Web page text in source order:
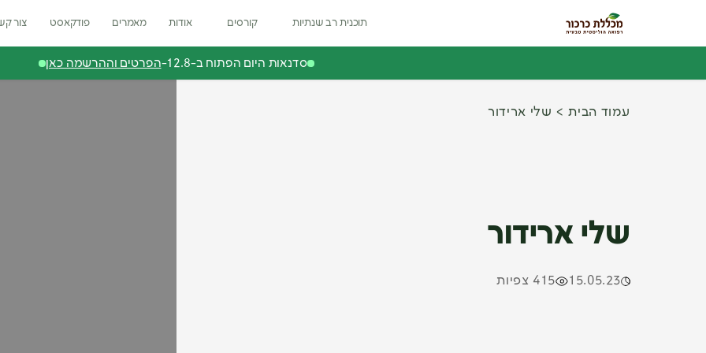
תוכנית רב שנתיות קורסים אודות מאמרים פודקאסט צור
סדנאות היום הפתוח ב-12.8- הפרטים וההרשמה כאן
עמוד הבית שלי ארידור
שלי ארידור
15.05.23 415 צפיות